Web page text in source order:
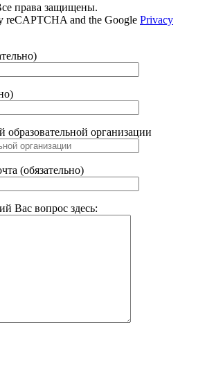
права защищены.
reCAPTCHA and the Google Privacy
организации
(обязательно)
Вас вопрос здесь: